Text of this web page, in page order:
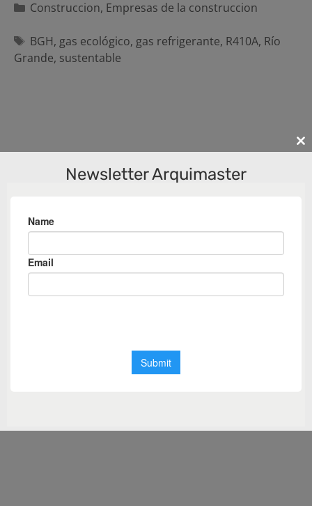
Categorías
Construccion, Empresas de la construccion
Etiquetas
BGH, gas ecológico, gas refrigerante, R410A, Río
Grande, sustentable
Newsletter Arquimaster